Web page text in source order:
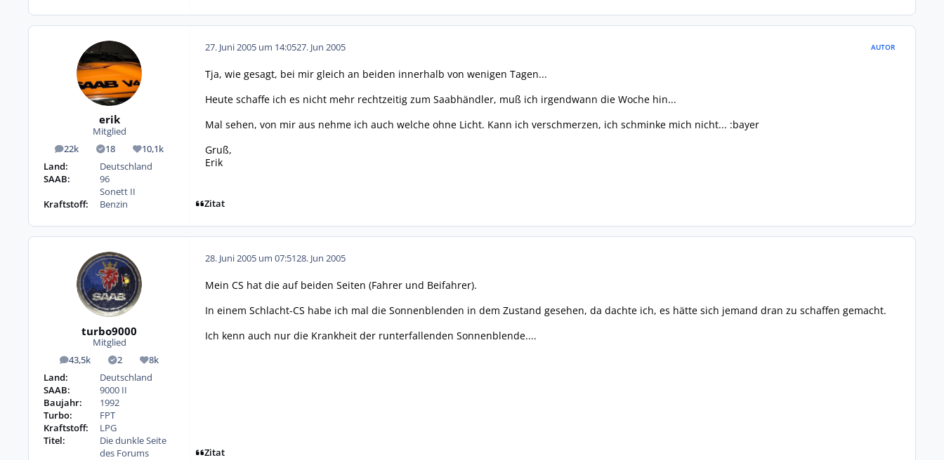
erik
Mitglied
22k
Beiträge 18
Lösungen10,1k
Reputation
Land:
Deutschland
SAAB:
96
Sonett II
Kraftstoff:
Benzin
27. Juni 2005 um 14:0527. Jun 2005 AUTOR
Tja, wie gesagt, bei mir gleich an beiden innerhalb von wenigen Tagen...
Heute schaffe ich es nicht mehr rechtzeitig zum Saabhändler, muß ich irgendwann die Woche hin...
Mal sehen, von mir aus nehme ich auch welche ohne Licht. Kann ich verschmerzen, ich schminke mich nicht... :bayer
Gruß,
Erik
Zitat
turbo9000
Mitglied
43,5k
Beiträge 2
Lösungen
8k
Reputation
Land:
Deutschland
SAAB:
9000 II
Baujahr:
1992
Turbo:
FPT
Kraftstoff:
LPG
Titel:
Die dunkle Seite
des Forums
28. Juni 2005 um 07:5128. Jun 2005
Mein CS hat die auf beiden Seiten (Fahrer und Beifahrer).
In einem Schlacht-CS habe ich mal die Sonnenblenden in dem Zustand gesehen, da dachte ich, es hätte sich jemand dran zu schaffen gemacht.
Ich kenn auch nur die Krankheit der runterfallenden Sonnenblende....
Zitat